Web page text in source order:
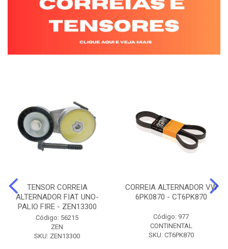
TENSOR CORREIA
ALTERNADOR FIAT UNO-
PALIO FIRE - ZEN13300
Código: 56215
ZEN
SKU: ZEN13300
CORREIA ALTERNADOR VW
6PK0870 - CT6PK870
Código: 977
CONTINENTAL
SKU: CT6PK870